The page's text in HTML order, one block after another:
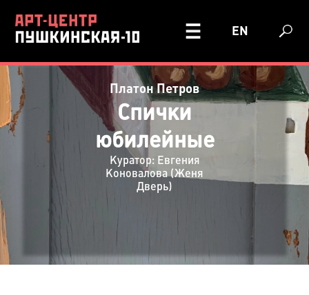
EN
Платон Петров
Спички
юбилейные
Куратор: Евгения
Коновалова (Женя
Дверь)